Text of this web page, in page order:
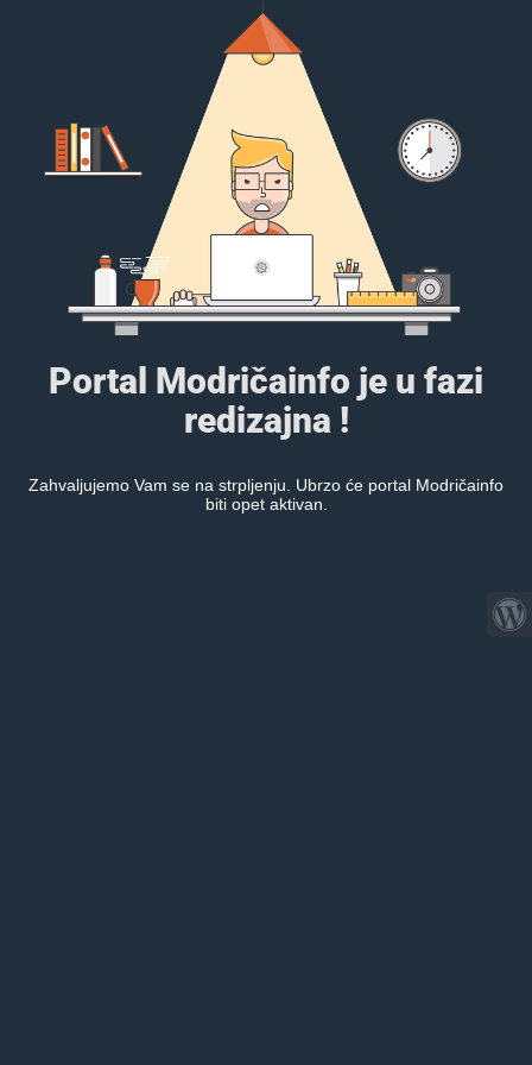
Portal Modričainfo je u fazi
redizajna !
Zahvaljujemo Vam se na strpljenju. Ubrzo će portal Modričainfo
biti opet aktivan.